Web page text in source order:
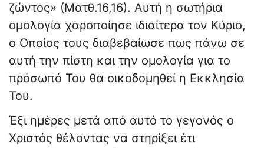
ζώντος» (Ματθ.16,16). Αυτή η σωτήρια
ομολογία χαροποίησε ιδιαίτερα τον Κύριο,
ο Οποίος τους διαβεβαίωσε πως πάνω σε
αυτή την πίστη και την ομολογία για το
πρόσωπό Του θα οικοδομηθεί η Εκκλησία
Του.
Έξι ημέρες μετά από αυτό το γεγονός ο
Χριστός θέλοντας να στηρίξει έτι